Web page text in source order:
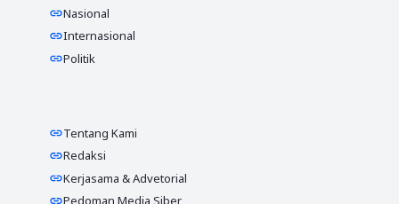
Nasional
Internasional
Politik
Tentang Kami
Redaksi
Kerjasama & Advetorial
Pedoman Media Siber